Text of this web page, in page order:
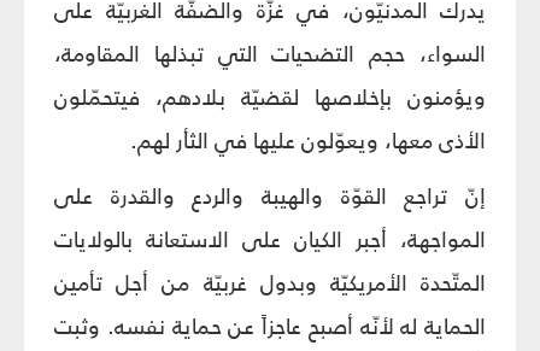
يدرك المدنيّون، في غزّة والضفّة الغربيّة على
السواء، حجم التضحيات التي تبذلها المقاومة،
ويؤمنون بإخلاصها لقضيّة بلادهم، فيتحمّلون
الأذى معها، ويعوّلون عليها في الثأر لهم.
إنّ تراجع القوّة والهيبة والردع والقدرة على
المواجهة، أجبر الكيان على الاستعانة بالولايات
المتّحدة الأمريكيّة وبدول غربيّة من أجل تأمين
الحماية له لأنّه أصبح عاجزاً عن حماية نفسه. وثبت